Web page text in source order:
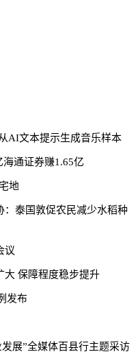
AI文本提示生成音乐样本
通证券赚1.65亿
地
：泰国敦促农民减少水稻种
议
大 保障程度稳步提升
发布
展”全媒体百县行主题采访